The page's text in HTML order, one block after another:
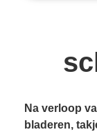
Na verloop
bladeren,